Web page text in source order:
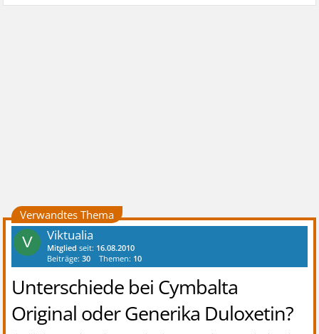
Verwandtes Thema
V Viktualia
Mitglied seit: 16.08.2010
Beiträge:30 Themen: 10
Unterschiede bei Cymbalta
Original oder Generika Duloxetin?